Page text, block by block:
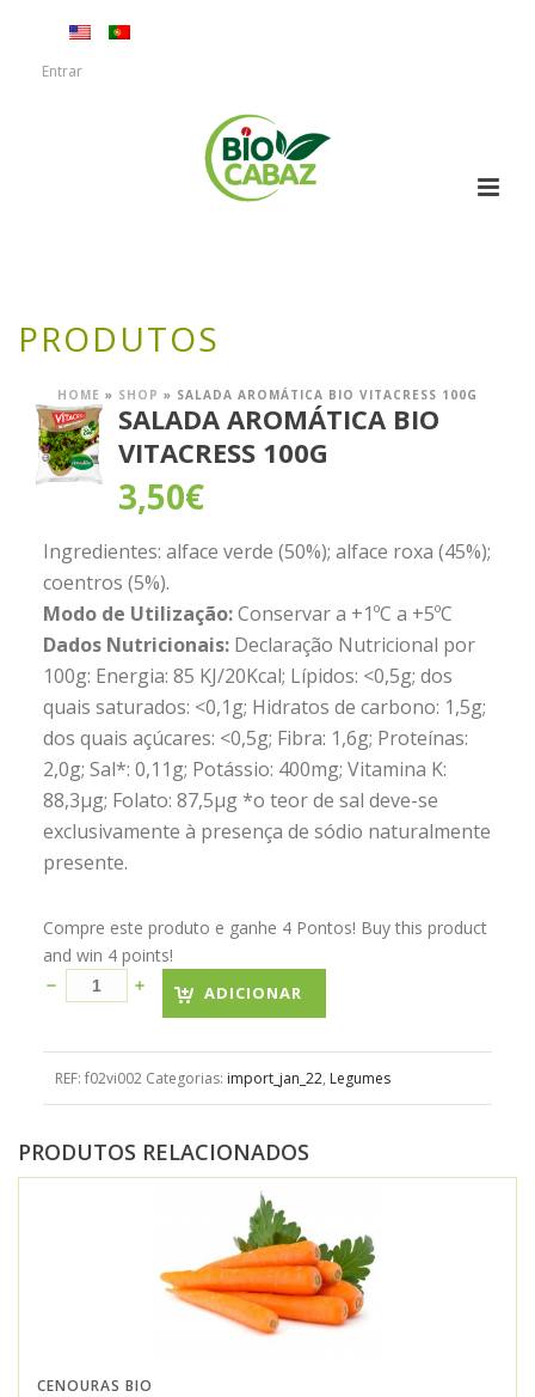
Entrar
PRODUTOS
HOME » SHOP » SALADA AROMÁTICA BIO VITACRESS 100G
SALADA AROMÁTICA BIO
VITACRESS 100G
3,50€
Ingredientes: alface verde (50%); alface roxa (45%);
coentros (5%).
Modo de Utilização:Conservar a +1ºC a +5ºC
Dados Nutricionais:Declaração Nutricional por
100g: Energia: 85 KJ/20Kcal; Lípidos: <0,5g; dos
quais saturados: <0,1g; Hidratos de carbono: 1,5g;
dos quais açúcares: <0,5g; Fibra: 1,6g; Proteínas:
2,0g; Sal*: 0,11g; Potássio: 400mg; Vitamina K:
88,3µg; Folato: 87,5µg *o teor de sal deve-se
exclusivamente à presença de sódio naturalmente
presente.
Compre este produto e ganhe 4 Pontos! Buy this product
and win 4 points!
ADICIONAR
REF: f02vi002 Categorias: import_jan_22, Legumes
PRODUTOS RELACIONADOS
CENOURAS BIO